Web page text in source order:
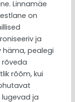
Linnamäe
on
ja
häma, pealegi
rõveda
rõõm, kui
ja